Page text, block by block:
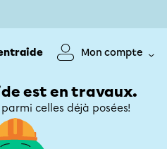
Mon compte
est en travaux.
celles déjà posées!